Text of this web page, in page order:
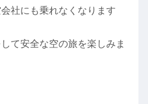
社にも乗れなくなります
て安全な空の旅を楽しみま